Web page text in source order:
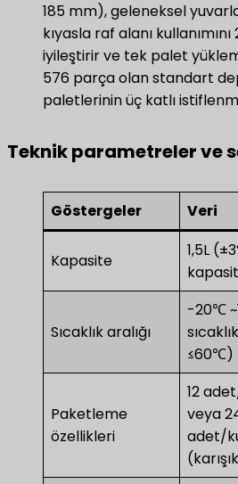
185 mm), geleneksel
kıyasla raf alanı
iyileştirir ve tek palet
576 parça olan standart
paletlerinin üç katlı
Teknik parametreler ve
Göstergeler Veri
Kapasite
1,5L
Sıcaklık aralığı
-20℃
≤60℃)
Paketleme
özellikleri
12
veya
adet/